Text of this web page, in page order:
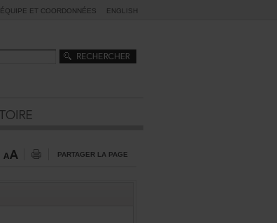
ÉQUIPEETCOORDONNÉES ENGLISH
PARTAGERLAPAGE